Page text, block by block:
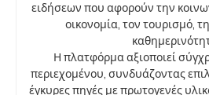
ειδήσεων που αφορούν την
οικονομία, τον τουρισμό,
Η πλατφόρμα αξιοποιεί
περιεχομένου, συνδυάζοντας
έγκυρες πηγές με πρωτογενές